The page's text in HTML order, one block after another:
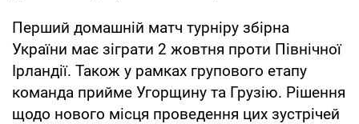
Перший домашній матч турніру збірна
України має зіграти 2 жовтня проти Північної
Ірландії. Також у рамках групового етапу
команда прийме Угорщину та Грузію. Рішення
щодо нового місця проведення цих зустрічей